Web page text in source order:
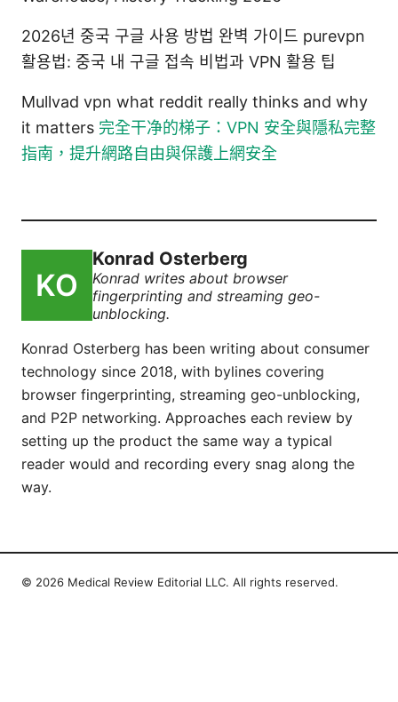
2026년 중국 구글 사용 방법 완벽 가이드 purevpn
활용법: 중국 내 구글 접속 비법과 VPN 활용 팁
Mullvad vpn what reddit really thinks and why
it matters 完全干净的梯子：VPN 安全與隱私完整
指南，提升網路自由與保護上網安全
Konrad Osterberg
Konrad writes about browser
fingerprinting and streaming geo-
unblocking.
Konrad Osterberg has been writing about consumer
technology since 2018, with bylines covering
browser fingerprinting, streaming geo-unblocking,
and P2P networking. Approaches each review by
setting up the product the same way a typical
reader would and recording every snag along the
way.
© 2026 Medical Review Editorial LLC. All rights reserved.